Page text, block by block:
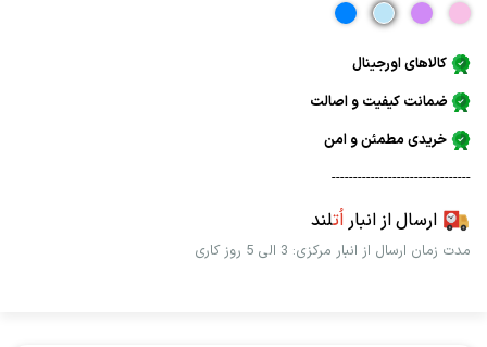
کالاهای اورجینال
ضمانت کیفیت و اصالت
خریدی مطمئن و امن
--------------------------------
ارسال از انباراُتلند
مدت زمان ارسال از انبار مرکزی: 3 الی 5 روز کاری